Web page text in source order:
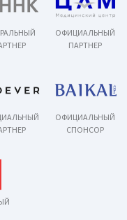
ОФИЦИАЛЬНЫЙ
ПАРТНЕР
ОФИЦИАЛЬНЫЙ
СПОНСОР